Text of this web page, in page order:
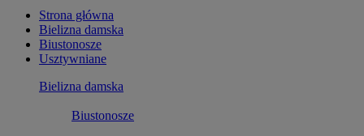
Strona główna
Bielizna damska
Biustonosze
Usztywniane
Bielizna damska
Biustonosze